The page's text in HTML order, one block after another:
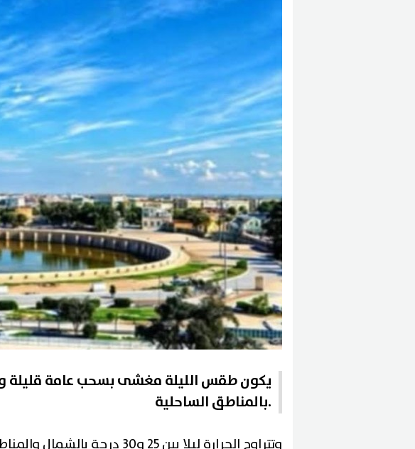
يكون طقس الليلة مغشى بسحب عامة قليلة
بالمناطق الساحلية.
وتتراوح الحرارة ليلا بين 25 و30